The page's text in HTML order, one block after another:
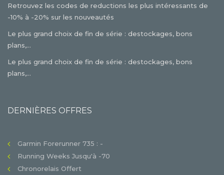
Retrouvez les codes de reductions les plus intéressants de
-10% à -20% sur les nouveautés
Le plus grand choix de fin de série : destockages, bons
plans,...
Le plus grand choix de fin de série : destockages, bons
plans,...
DERNIÈRES OFFRES
Garmin Forerunner 735 : -
Running Weeks Jusqu'à -70
Chronorelais Offert